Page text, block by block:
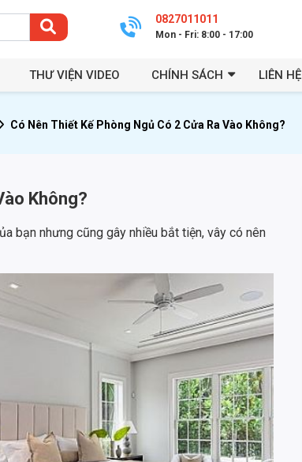
0827011011
Mon - Fri: 8:00 - 17:00
THƯ VIỆN VIDEO CHÍNH SÁCH LIÊN HỆ
Có Nên Thiết Kế Phòng Ngủ Có 2 Cửa Ra Vào Không?
Không?
bạn nhưng cũng gây nhiều bắt tiện, vây có nên